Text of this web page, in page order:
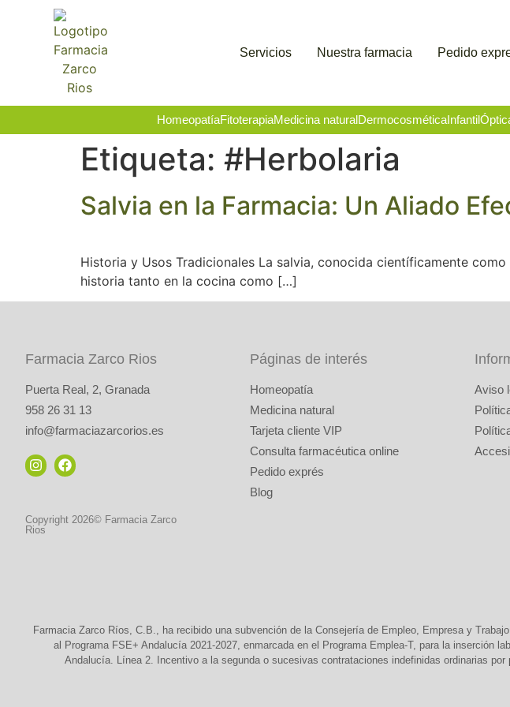
Servicios Nuestra farmacia Pedido
HomeopatíaFitoterapiaMedicina naturalDermocosméticaInfantil
Etiqueta: #Herbolaria
Salvia en la Farmacia: Un Aliado
Historia y Usos Tradicionales La salvia, conocida científicamente
historia tanto en la cocina como […]
Farmacia Zarco Rios
Puerta Real, 2, Granada
958 26 31 13
info@farmaciazarcorios.es
Copyright 2026© Farmacia Zarco
Rios
Páginas de interés
Homeopatía
Medicina natural
Tarjeta cliente VIP
Consulta farmacéutica online
Pedido exprés
Blog
Aviso
Farmacia Zarco Ríos, C.B., ha recibido una subvención de la Consejería de Empleo, Empresa y
al Programa FSE+ Andalucía 2021-2027, enmarcada en el Programa Emplea-T, para la inserción
Andalucía. Línea 2. Incentivo a la segunda o sucesivas contrataciones indefinidas ordinarias